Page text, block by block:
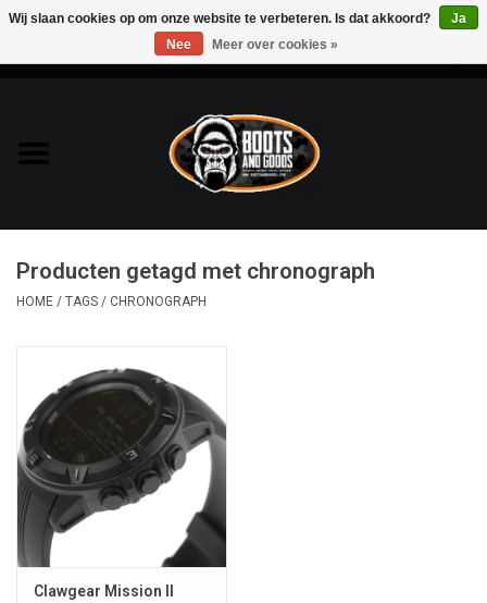
Bags & Packs
Bescherming
Messen & Multitools
Schoenen
Speelgoed
Survival
Producten getagd met chronograph
HOME / TAGS / CHRONOGRAPH
Clawgear Mission II
Wij slaan cookies op om onze website te verbeteren. Is dat akkoord?
Ja
Nee
Meer over cookies »